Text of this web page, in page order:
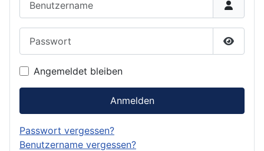
Angemeldet bleiben
Anmelden
Passwort vergessen?
Benutzername vergessen?